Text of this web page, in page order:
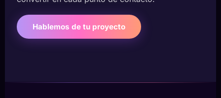
Hablemos de tu proyecto